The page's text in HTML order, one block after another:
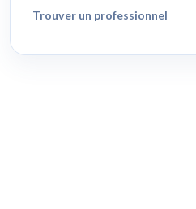
Trouver un professionnel